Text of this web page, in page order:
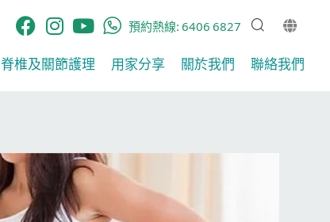
預約熱線:6406 6827
脊椎及關節護理​ 用家分享​ 關於我們 聯絡我們